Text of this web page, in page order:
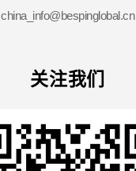
china_info@bespinglobal.cn
关注我们